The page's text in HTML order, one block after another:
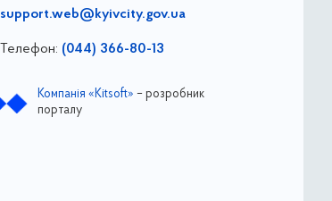
support.web@kyivcity.gov.ua
Телефон: (044) 366-80-13
Компанія «Kitsoft» – розробник
порталу